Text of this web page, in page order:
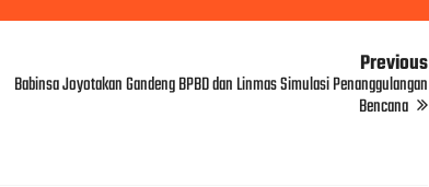
Previous
Babinsa Joyotakan Gandeng BPBD dan Linmas Simulasi Penanggulangan
Bencana